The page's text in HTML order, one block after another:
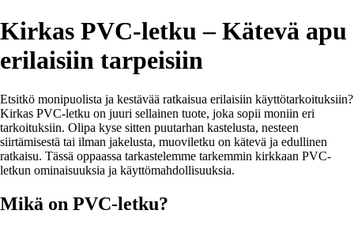
Kirkas PVC-letku – Kätevä apu
erilaisiin tarpeisiin
Etsitkö monipuolista ja kestävää ratkaisua erilaisiin käyttötarkoituksiin?
Kirkas PVC-letku on juuri sellainen tuote, joka sopii moniin eri
tarkoituksiin. Olipa kyse sitten puutarhan kastelusta, nesteen
siirtämisestä tai ilman jakelusta, muoviletku on kätevä ja edullinen
ratkaisu. Tässä oppaassa tarkastelemme tarkemmin kirkkaan PVC-
letkun ominaisuuksia ja käyttömahdollisuuksia.
Mikä on PVC-letku?